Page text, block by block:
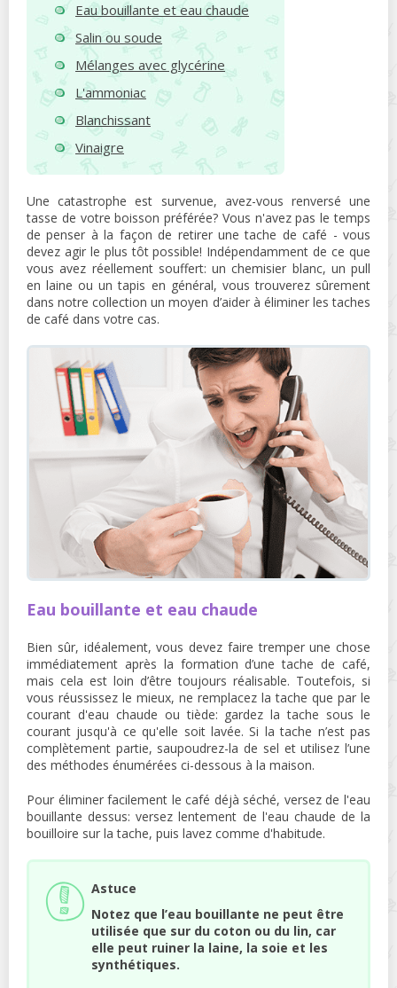
Eau bouillante et eau chaude
Salin ou soude
Mélanges avec glycérine
L'ammoniac
Blanchissant
Vinaigre
Une catastrophe est survenue, avez-vous renversé une
tasse de votre boisson préférée? Vous n'avez pas le temps
de penser à la façon de retirer une tache de café - vous
devez agir le plus tôt possible! Indépendamment de ce que
vous avez réellement souffert: un chemisier blanc, un pull
en laine ou un tapis en général, vous trouverez sûrement
dans notre collection un moyen d’aider à éliminer les taches
de café dans votre cas.
Eau bouillante et eau chaude
Bien sûr, idéalement, vous devez faire tremper une chose
immédiatement après la formation d’une tache de café,
mais cela est loin d’être toujours réalisable. Toutefois, si
vous réussissez le mieux, ne remplacez la tache que par le
courant d'eau chaude ou tiède: gardez la tache sous le
courant jusqu'à ce qu'elle soit lavée. Si la tache n’est pas
complètement partie, saupoudrez-la de sel et utilisez l’une
des méthodes énumérées ci-dessous à la maison.
Pour éliminer facilement le café déjà séché, versez de l'eau
bouillante dessus: versez lentement de l'eau chaude de la
bouilloire sur la tache, puis lavez comme d'habitude.
Astuce
Notez que l’eau bouillante ne peut être
utilisée que sur du coton ou du lin, car
elle peut ruiner la laine, la soie et les
synthétiques.